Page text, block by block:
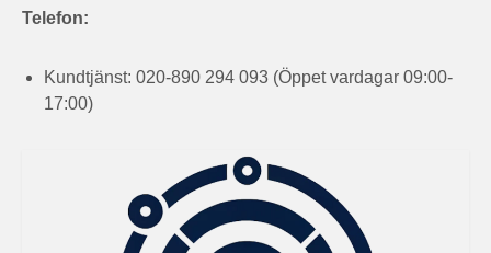
Telefon:
Kundtjänst: 020-890 294 093 (Öppet vardagar 09:00-
17:00)